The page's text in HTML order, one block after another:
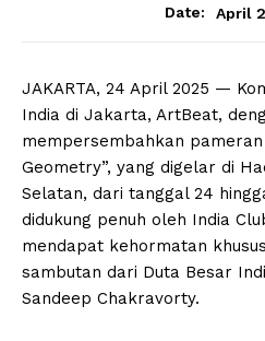
Date:
April
JAKARTA, 24 April 2025 —
India di Jakarta, ArtBeat,
mempersembahkan
Geometry”, yang digelar di
Selatan, dari tanggal 24
didukung penuh oleh India
mendapat kehormatan
sambutan dari Duta Besar
Sandeep Chakravorty.